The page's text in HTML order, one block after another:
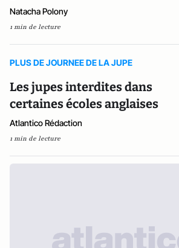
Natacha Polony
1 min de lecture
PLUS DE JOURNEE DE LA JUPE
Les jupes interdites dans
certaines écoles anglaises
Atlantico Rédaction
1 min de lecture